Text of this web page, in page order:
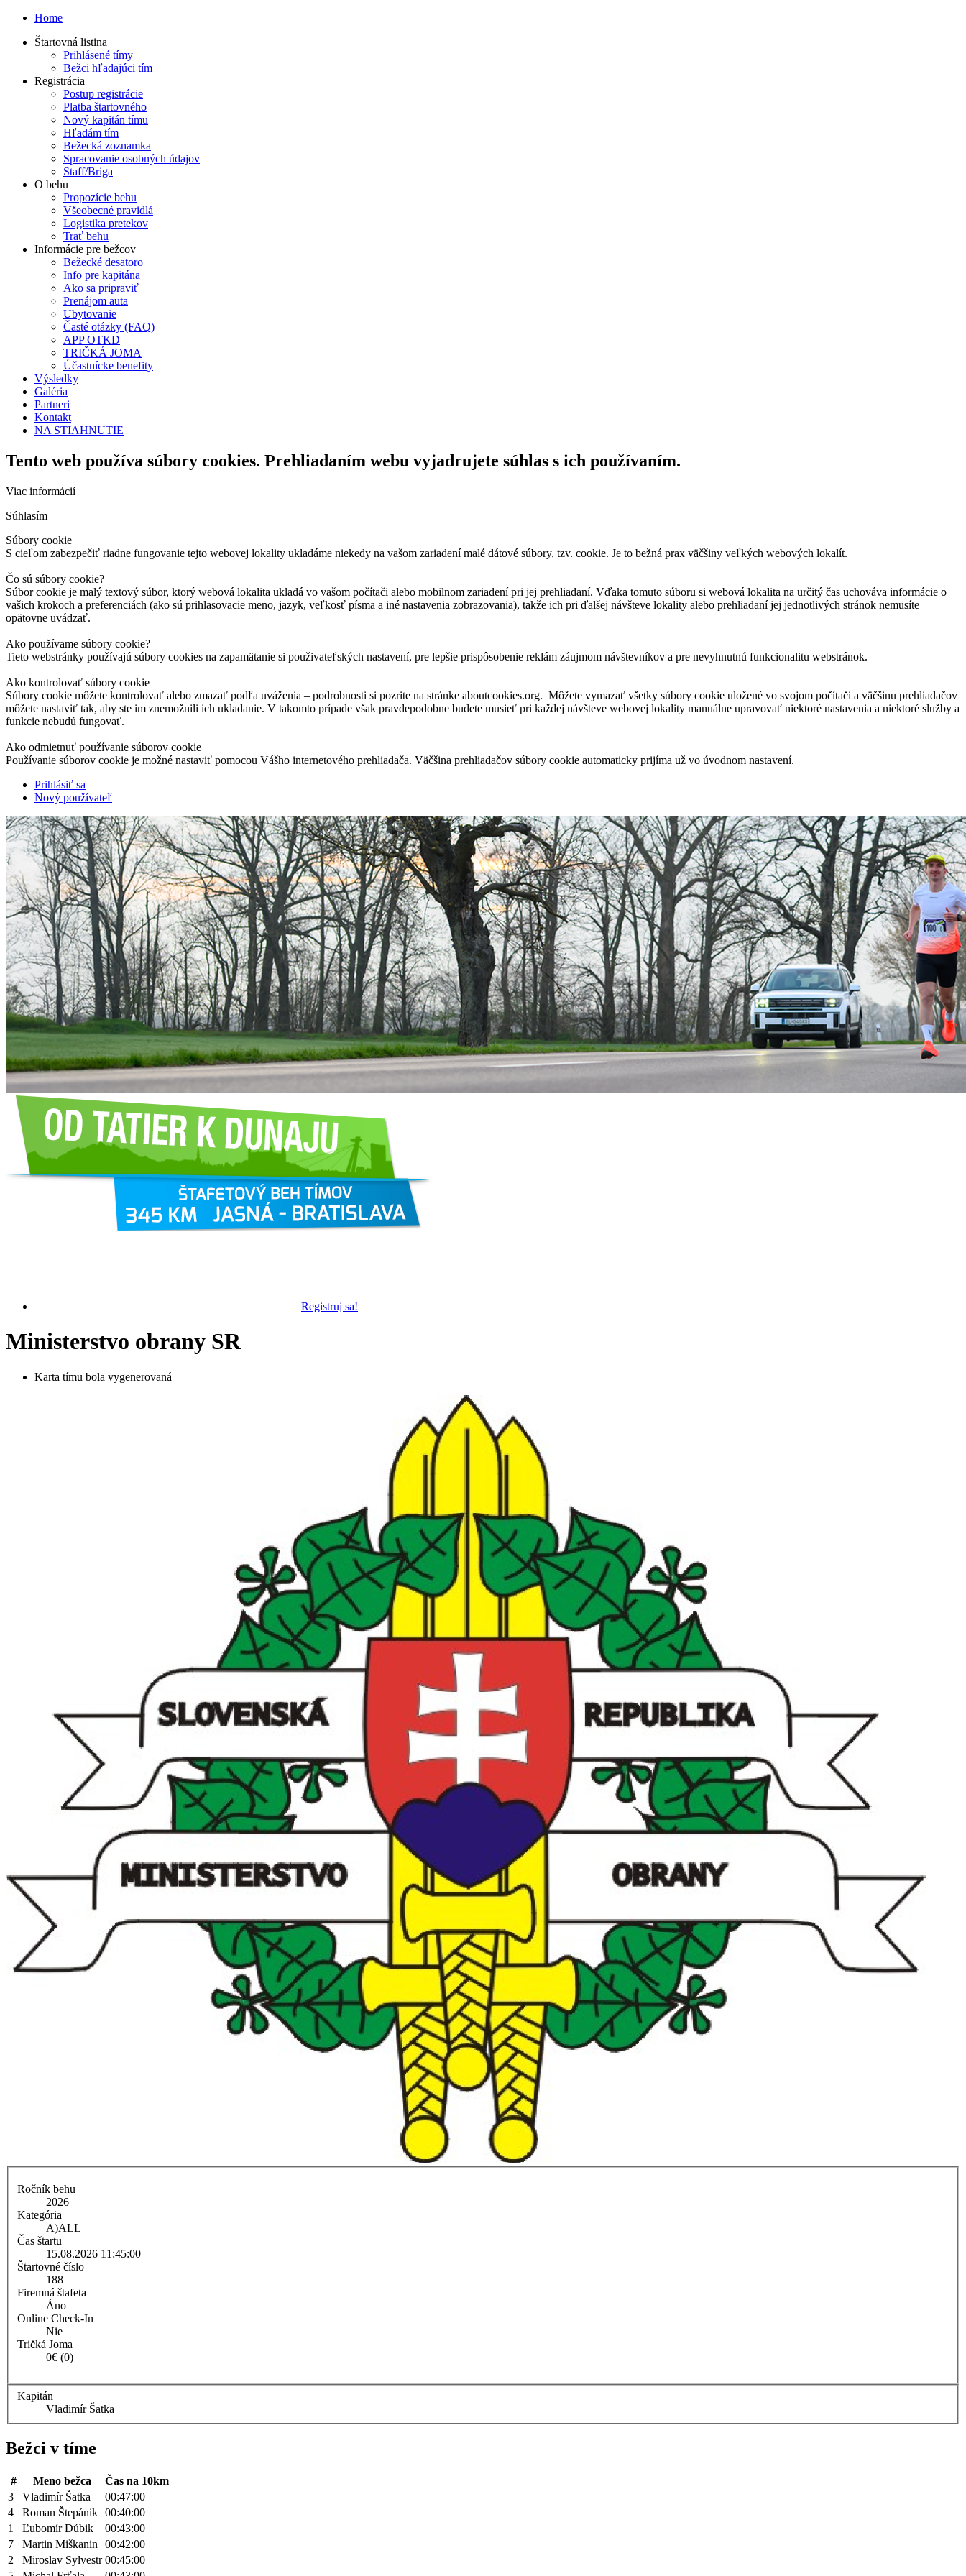
Home
Štartovná listina
Prihlásené tímy
Bežci hľadajúci tím
Registrácia
Postup registrácie
Platba štartovného
Nový kapitán tímu
Hľadám tím
Bežecká zoznamka
Spracovanie osobných údajov
Staff/Briga
O behu
Propozície behu
Všeobecné pravidlá
Logistika pretekov
Trať behu
Informácie pre bežcov
Bežecké desatoro
Info pre kapitána
Ako sa pripraviť
Prenájom auta
Ubytovanie
Časté otázky (FAQ)
APP OTKD
TRIČKÁ JOMA
Účastnícke benefity
Výsledky
Galéria
Partneri
Kontakt
NA STIAHNUTIE
Tento web používa súbory cookies. Prehliadaním webu vyjadrujete súhlas s ich používaním.
Viac informácií
Súhlasím
Súbory cookie
S cieľom zabezpečiť riadne fungovanie tejto webovej lokality ukladáme niekedy na vašom zariadení malé dátové súbory, tzv. cookie. Je to bežná prax väčšiny veľkých webových lokalít.
Čo sú súbory cookie?
Súbor cookie je malý textový súbor, ktorý webová lokalita ukladá vo vašom počítači alebo mobilnom zariadení pri jej prehliadaní. Vďaka tomuto súboru si webová lokalita na určitý čas uchováva informácie o
vašich krokoch a preferenciách (ako sú prihlasovacie meno, jazyk, veľkosť písma a iné nastavenia zobrazovania), takže ich pri ďalšej návšteve lokality alebo prehliadaní jej jednotlivých stránok nemusíte
opätovne uvádzať.
Ako používame súbory cookie?
Tieto webstránky používajú súbory cookies na zapamätanie si použivateľských nastavení, pre lepšie prispôsobenie reklám záujmom návštevníkov a pre nevyhnutnú funkcionalitu webstránok.
Ako kontrolovať súbory cookie
Súbory cookie môžete kontrolovať alebo zmazať podľa uváženia – podrobnosti si pozrite na stránke aboutcookies.org. Môžete vymazať všetky súbory cookie uložené vo svojom počítači a väčšinu prehliadačov
môžete nastaviť tak, aby ste im znemožnili ich ukladanie. V takomto prípade však pravdepodobne budete musieť pri každej návšteve webovej lokality manuálne upravovať niektoré nastavenia a niektoré služby a
funkcie nebudú fungovať.
Ako odmietnuť používanie súborov cookie
Používanie súborov cookie je možné nastaviť pomocou Vášho internetového prehliadača. Väčšina prehliadačov súbory cookie automaticky prijíma už vo úvodnom nastavení.
Prihlásiť sa
Nový používateľ
Registruj sa!
Ministerstvo obrany SR
Karta tímu bola vygenerovaná
Ročník behu
2026
Kategória
A)ALL
Čas štartu
15.08.2026 11:45:00
Štartovné číslo
188
Firemná štafeta
Áno
Online Check-In
Nie
Tričká Joma
0€ (0)
Kapitán
Vladimír Šatka
Bežci v tíme
# Meno bežca
Čas na 10km
3
Vladimír Šatka
00:47:00
4
Roman Štepánik 00:40:00
1
Ľubomír Dúbik
00:43:00
7
Martin Miškanin
00:42:00
2
Miroslav Sylvestr 00:45:00